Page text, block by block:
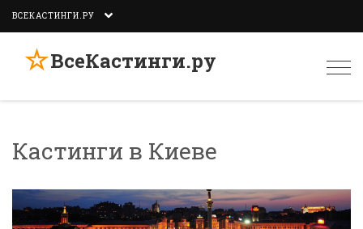
ВСЕКАСТИНГИ.РУ
☆ВсеКастинги.ру
Кастинги в Киеве